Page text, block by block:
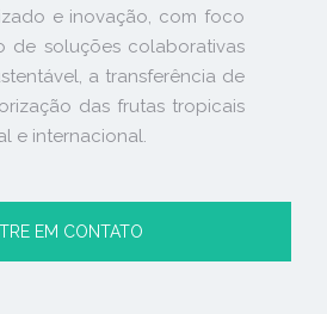
e inovação, com foco
de soluções colaborativas
a transferência de
das frutas tropicais
e internacional.
EM CONTATO